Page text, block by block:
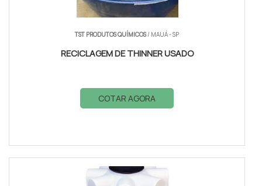
TST PRODUTOS QUÍMICOS/ MAUÁ - SP
RECICLAGEM DE THINNER USADO
COTAR AGORA